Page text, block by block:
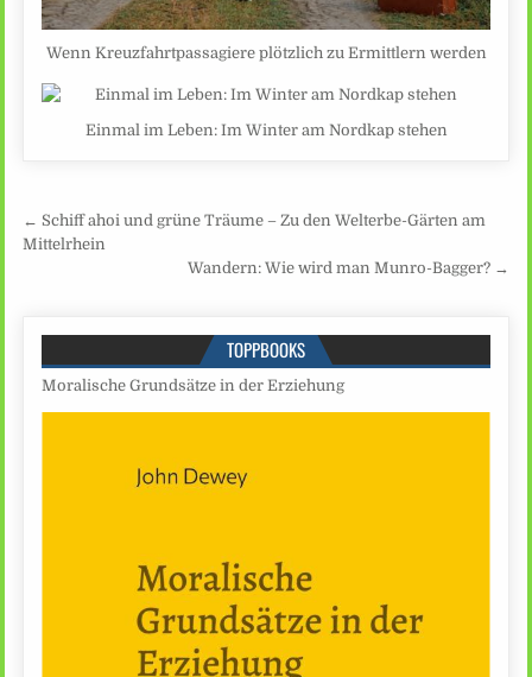
Wenn Kreuzfahrtpassagiere plötzlich zu Ermittlern werden
Einmal im Leben: Im Winter am Nordkap stehen
Beitragsnavigation
← Schiff ahoi und grüne Träume – Zu den Welterbe-Gärten am
Mittelrhein
Wandern: Wie wird man Munro-Bagger? →
TOPPBOOKS
Moralische Grundsätze in der Erziehung